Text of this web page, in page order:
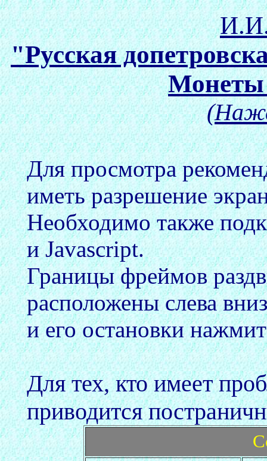
"Русская
Монеты
Для просмотра
иметь разрешение
Необходимо также
и Javascript.
Границы фреймов
расположены слева
и его остановки
Для тех, кто имеет
приводится